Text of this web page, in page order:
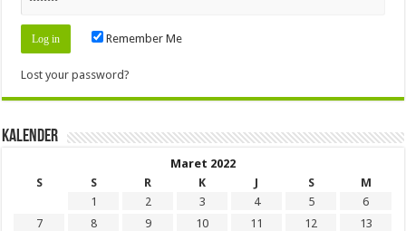
Remember Me
Lost your password?
Kalender
Maret 2022
S
S R K J S
M
1
2 3 4 5
6
7
8 9 10 11 12
13